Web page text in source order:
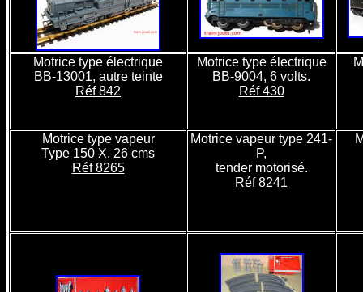
Motrice type électrique
BB-13001, autre teinte
Réf 842
Motrice type électrique
BB-9004, 6 volts.
Réf 430
Motrice type vapeur
Type 150 X. 26 cms
Réf 8265
Motrice vapeur type 241-
P,
tender motorisé.
Réf 8241